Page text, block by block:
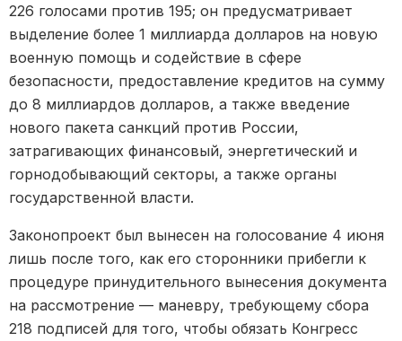
226 голосами против 195; он предусматривает
выделение более 1 миллиарда долларов на новую
военную помощь и содействие в сфере
безопасности, предоставление кредитов на сумму
до 8 миллиардов долларов, а также введение
нового пакета санкций против России,
затрагивающих финансовый, энергетический и
горнодобывающий секторы, а также органы
государственной власти.
Законопроект был вынесен на голосование 4 июня
лишь после того, как его сторонники прибегли к
процедуре принудительного вынесения документа
на рассмотрение — маневру, требующему сбора
218 подписей для того, чтобы обязать Конгресс